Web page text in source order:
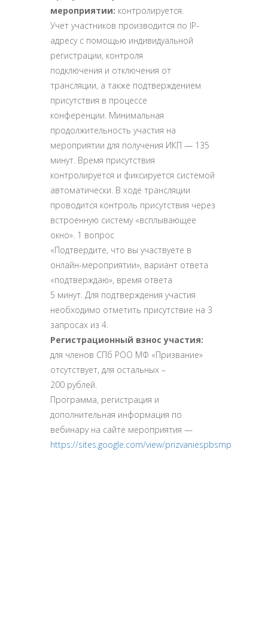
мероприятии: контролируется.
Учет участников производится по IP-
адресу с помощью индивидуальной
регистрации, контроля
подключения и отключения от
трансляции, а также подтверждением
присутствия в процессе
конференции. Минимальная
продолжительность участия на
мероприятии для получения ИКП — 135
минут. Время присутствия
контролируется и фиксируется системой
автоматически. В ходе трансляции
проводится контроль присутствия через
встроенную систему «всплывающее
окно». 1 вопрос
«Подтвердите, что вы участвуете в
онлайн-мероприятии», вариант ответа
«подтверждаю», время ответа
5 минут. Для подтверждения участия
необходимо отметить присутствие на 3
запросах из 4.
Регистрационный взнос участия:
для членов СПб РОО МФ «Призвание»
отсутствует, для остальных –
200 рублей.
Программа, регистрация и
дополнительная информация по
вебинару на сайте мероприятия —
https://sites.google.com/view/prizvaniespbsmp